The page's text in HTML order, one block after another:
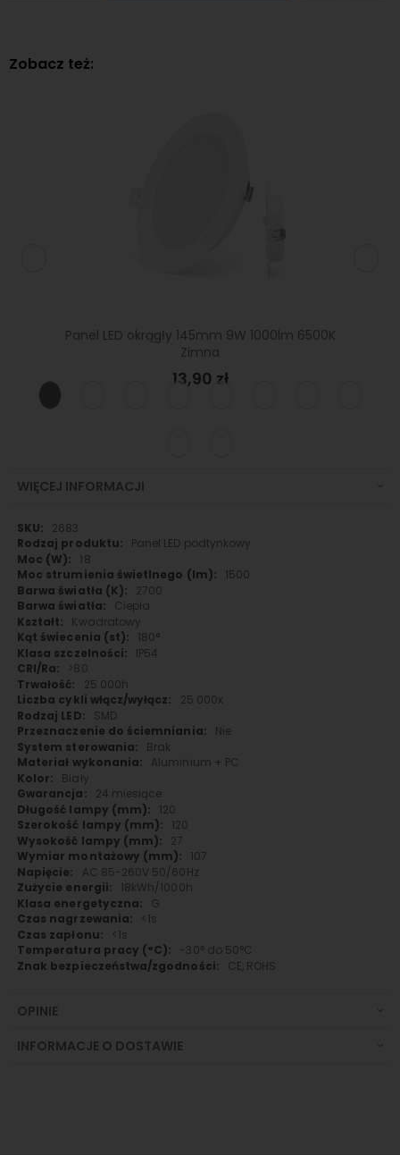
Zobacz też:
Panel LED okrągły 145mm 9W 1000lm 6500K
Zimna
13,90 zł
WIĘCEJ INFORMACJI
Więcej
informacji
2683
Panel LED podtynkowy
18
1500
2700
Ciepła
Kwadratowy
180°
IP54
>80
25 000h
25 000x
SMD
Nie
Brak
Aluminium + PC
Biały
24 miesiące
120
120
27
107
AC 85-260V 50/60Hz
18kWh/1000h
G
<1s
<1s
-30° do 50°C
CE, ROHS
OPINIE
INFORMACJE O DOSTAWIE